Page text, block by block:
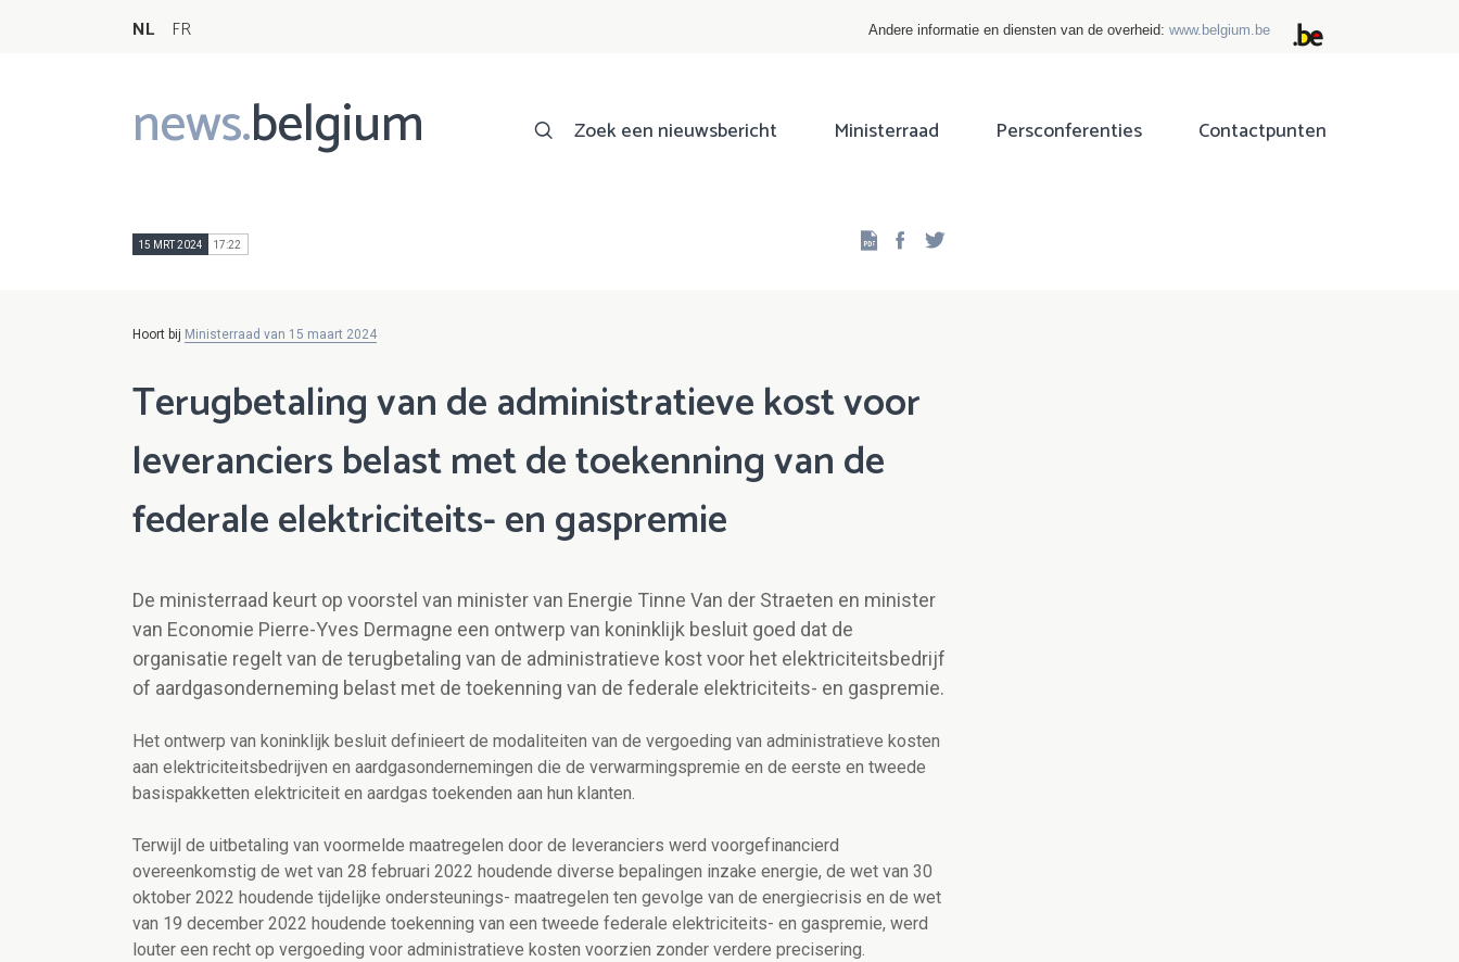
NL FR Andere informatie en diensten van de overheid: www.belgium.be
news.belgium
Main
navigation
Zoek een nieuwsbericht Ministerraad Persconferenties Contactpunten
15 MRT 2024 17:22 Facebook
Hoort bij Ministerraad van 15 maart 2024
Terugbetaling van de administratieve kost voor
leveranciers belast met de toekenning van de
federale elektriciteits- en gaspremie
De ministerraad keurt op voorstel van minister van Energie Tinne Van der Straeten en minister
van Economie Pierre-Yves Dermagne een ontwerp van koninklijk besluit goed dat de
organisatie regelt van de terugbetaling van de administratieve kost voor het elektriciteitsbedrijf
of aardgasonderneming belast met de toekenning van de federale elektriciteits- en gaspremie.
Het ontwerp van koninklijk besluit definieert de modaliteiten van de vergoeding van administratieve kosten
aan elektriciteitsbedrijven en aardgasondernemingen die de verwarmingspremie en de eerste en tweede
basispakketten elektriciteit en aardgas toekenden aan hun klanten.
Terwijl de uitbetaling van voormelde maatregelen door de leveranciers werd voorgefinancierd
overeenkomstig de wet van 28 februari 2022 houdende diverse bepalingen inzake energie, de wet van 30
oktober 2022 houdende tijdelijke ondersteunings- maatregelen ten gevolge van de energiecrisis en de wet
van 19 december 2022 houdende toekenning van een tweede federale elektriciteits- en gaspremie, werd
louter een recht op vergoeding voor administratieve kosten voorzien zonder verdere precisering.